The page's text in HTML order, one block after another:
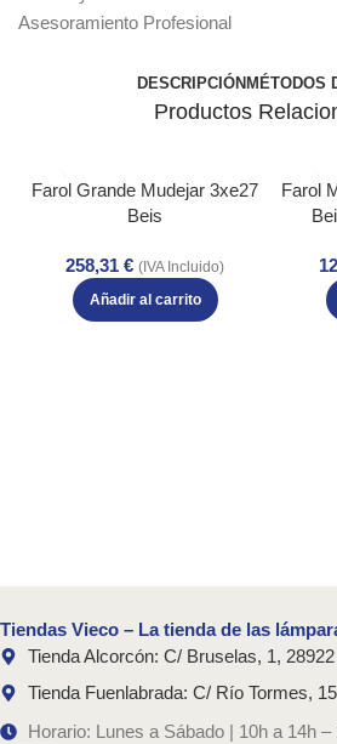
Asesoramiento Profesional
DESCRIPCIÓN MÉTODOS
Productos
Farol Grande Mudejar 3xe27
Beis
258,31 € (IVA Incluido)
Añadir al carrito
Farol
Tiendas Vieco – La tienda de las
Tienda Alcorcón: C/ Bruselas, 1,
Tienda Fuenlabrada: C/ Río Tormes,
Horario: Lunes a Sábado | 10h a 14h –